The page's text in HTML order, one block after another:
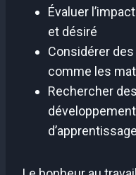
Évaluer
et désiré
Considérer
comme les
Rechercher